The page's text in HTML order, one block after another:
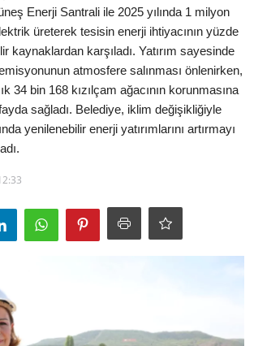
Enerji Santrali ile 2025 yılında 1 milyon
üreterek tesisin enerji ihtiyacının yüzde
kaynaklardan karşıladı. Yatırım sayesinde
atmosfere salınması önlenirken,
34 bin 168 kızılçam ağacının korunmasına
sağladı. Belediye, iklim değişikliğiyle
yenilenebilir enerji yatırımlarını artırmayı